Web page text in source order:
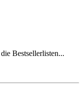
Bestsellerlisten...